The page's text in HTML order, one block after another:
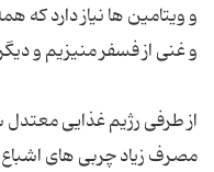
و ویتامین ها نیاز دارد که
و غنی از فسفر منیزیم و
از طرفی رژیم غذایی معتدل
مصرف زیاد چربی های